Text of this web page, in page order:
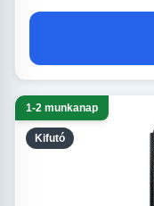
Kifutó
1-2 munkanap